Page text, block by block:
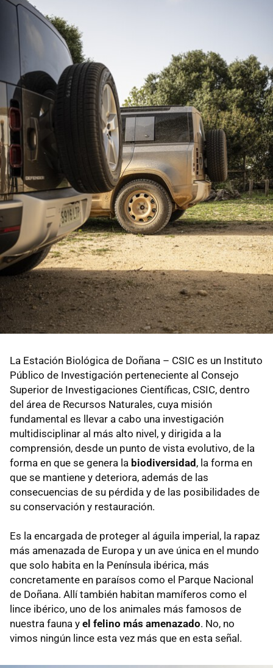
La Estación Biológica de Doñana – CSIC es un Instituto
Público de Investigación perteneciente al Consejo
Superior de Investigaciones Científicas, CSIC, dentro
del área de Recursos Naturales, cuya misión
fundamental es llevar a cabo una investigación
multidisciplinar al más alto nivel, y dirigida a la
comprensión, desde un punto de vista evolutivo, de la
forma en que se genera la biodiversidad, la forma en
que se mantiene y deteriora, además de las
consecuencias de su pérdida y de las posibilidades de
su conservación y restauración.
Es la encargada de proteger al águila imperial, la rapaz
más amenazada de Europa y un ave única en el mundo
que solo habita en la Península ibérica, más
concretamente en paraísos como el Parque Nacional
de Doñana. Allí también habitan mamíferos como el
lince ibérico, uno de los animales más famosos de
nuestra fauna y el felino más amenazado. No, no
vimos ningún lince esta vez más que en esta señal.